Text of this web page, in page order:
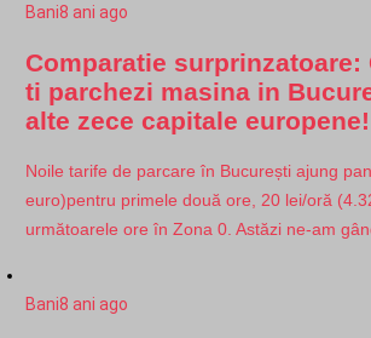
Bani8 ani ago
Comparatie surprinzatoare:
ti parchezi masina in
alte zece capitale europene!
Noile tarife de parcare în București ajung
euro)pentru primele două ore, 20 lei/oră
următoarele ore în Zona 0. Astăzi ne-am
Bani8 ani ago